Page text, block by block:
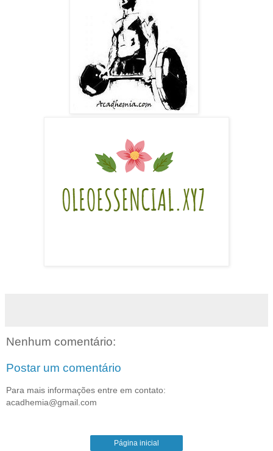
Nenhum comentário:
Postar um comentário
Para mais informações entre em contato:
acadhemia@gmail.com
Página inicial